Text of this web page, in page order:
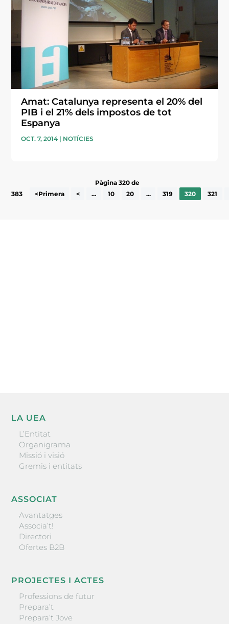
Amat: Catalunya representa el 20% del
PIB i el 21% dels impostos de tot
Espanya
OCT. 7, 2014 | NOTÍCIES
Pàgina 320 de
383
<Primera < ... 10 20 ... 319 320 321
LA UEA
L’Entitat
Organigrama
Missió i visió
Gremis i entitats
ASSOCIAT
Avantatges
Associa’t!
Directori
Ofertes B2B
PROJECTES I ACTES
Professions de futur
Prepara’t
Prepara’t Jove